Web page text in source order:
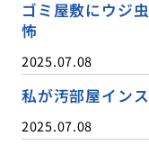
ゴミ屋敷にウジ
怖
2025.07.08
私が汚部屋イン
2025.07.08